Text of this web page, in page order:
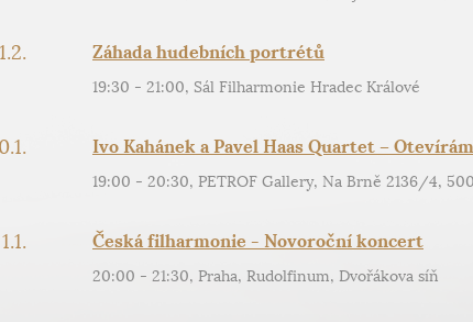
1.2. Záhada hudebních portrétů
19:30 - 21:00, Sál Filharmonie Hradec Králové
Ivo Kahánek a Pavel Haas Quartet –
19:00 - 20:30, PETROF Gallery, Na Brně 2136/4,
1.1. Česká filharmonie - Novoroční koncert
20:00 - 21:30, Praha, Rudolfinum, Dvořákova síň